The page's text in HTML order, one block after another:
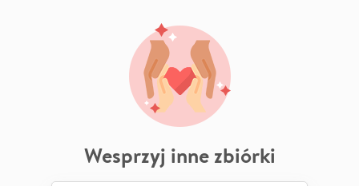
Wesprzyj inne zbiórki